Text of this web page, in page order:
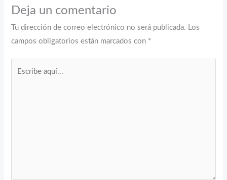
Deja un comentario
Tu dirección de correo electrónico no será publicada. Los
campos obligatorios están marcados con *